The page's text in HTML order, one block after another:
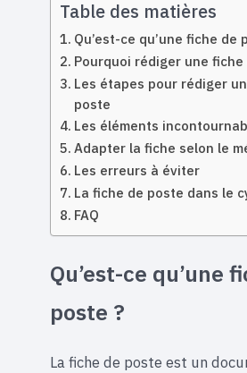
Table des matières
Qu’est-ce qu’une fiche de
Pourquoi rédiger une fiche
Les étapes pour rédiger
poste
Les éléments
Adapter la fiche selon le
Les erreurs à éviter
La fiche de poste dans le
FAQ
Qu’est-ce qu’une
poste ?
La fiche de poste est un